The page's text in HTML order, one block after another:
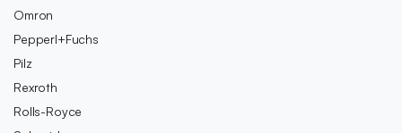
Omron
Pepperl+Fuchs
Pilz
Rexroth
Rolls-Royce